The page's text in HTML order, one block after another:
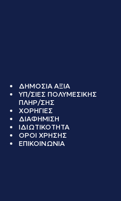
ΔΗΜΟΣΙΑ ΑΞΙΑ
ΥΠ/ΣΙΕΣ ΠΟΛΥΜΕΣΙΚΗΣ
ΠΛΗΡ/ΣΗΣ
ΧΟΡΗΓΙΕΣ
ΔΙΑΦΗΜΙΣΗ
ΙΔΙΩΤΙΚΟΤΗΤΑ
ΟΡΟΙ ΧΡΗΣΗΣ
ΕΠΙΚΟΙΝΩΝΙΑ